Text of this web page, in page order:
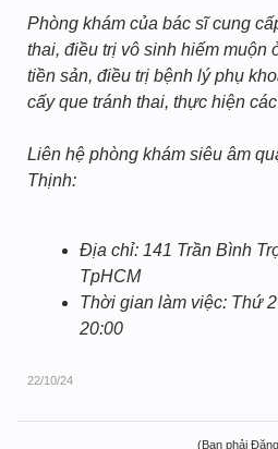
Phòng khám của bác sĩ cung
thai, điều trị vô sinh hiếm muộn
tiền sản, điều trị bệnh lý phụ
cấy que tránh thai, thực hiện
Liên hệ phòng khám siêu âm
Thịnh:
Địa chỉ: 141 Trần Bình
TpHCM
Thời gian làm việc: Thứ
20:00
22/10/24
(Bạn phải